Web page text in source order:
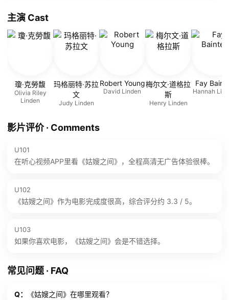
主演 Cast
瓊·克勞馥
Olivia Riley
Linden
玛格丽特·苏拉
文
Judy Linden
Robert Young
David Linden
梅尔文·道格拉
斯
Henry Linden
Fay
Hannah
影片评价 · Comments
U101
在听心视频APP里看《姑嫂之间》，全程高清无广告体验很棒。
U102
《姑嫂之间》作为电影完成度很高，综合评分约 3.3 / 5。
U103
如果你喜欢电影，《姑嫂之间》会是不错选择。
常见问题 · FAQ
Q：
《姑嫂之间》在哪里观看？